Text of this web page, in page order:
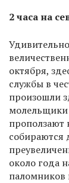
2 часа на
октября,
службы в
произошли
молельщики
проползают
собираются
около года
паломников